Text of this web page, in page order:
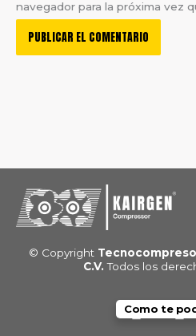
navegador para la próxima vez
© Copyright
C.V. Todos los
F
a
L
i
Como te